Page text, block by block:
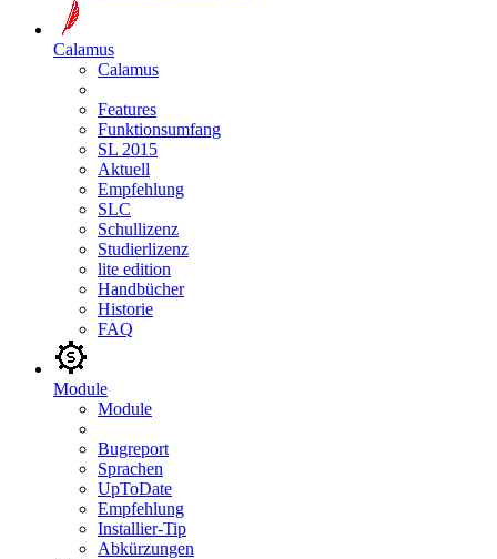
Calamus
Calamus
Features
Funktionsumfang
SL 2015
Aktuell
Empfehlung
SLC
Schullizenz
Studierlizenz
lite edition
Handbücher
Historie
FAQ
Module
Module
Bugreport
Sprachen
UpToDate
Empfehlung
Installier-Tip
Abkürzungen